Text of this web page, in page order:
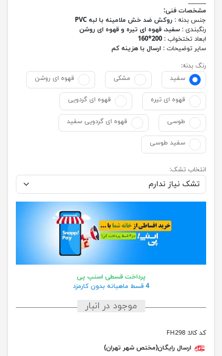
مشخصات فنی:
جنس بدنه : روکش ضد خش ملامینه با لبه PVC
رنگبندی : سفید، قهوه ای تیره و قهوه ای روشن
ابعاد تختخواب : 200*160
سایر توضیحات : ارسال با هزینه کم
رنگ بدنه:
سفید
مشکی قهوه ای روشن
قهوه ای تیره قهوه ای گردویی
طوسی قهوه ای گردویی سفید
سفید طوسی
انتخاب تشک:
پرداخت قسطی اسنپ پی
4 قسط ماهیانه بدون کارمزد
موجود در انبار
کد کالا: FH298
ارسال رایگان(مختص شهر تهران)